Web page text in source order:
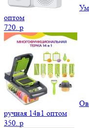
оптом
720. p
ручная 14в1 оптом
350. p